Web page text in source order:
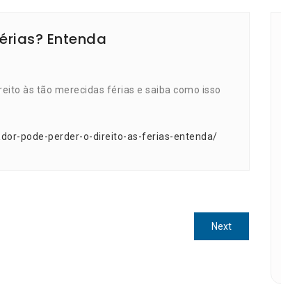
Entenda
às tão merecidas férias e saiba como isso
pode-perder-o-direito-as-ferias-entenda/
NextNext
post: